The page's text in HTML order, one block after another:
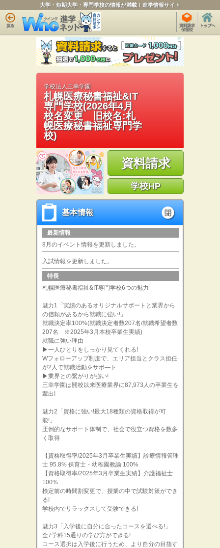
大学・短期大学・専門学校の情報が満載！進学情報サイト
学校法人三幸学園
札幌医療秘書福祉&IT
専門学校(2026年4月
校名変更 旧校名:札
幌医療秘書福祉専門学
校)
資料請求
学校HP
基本情報
基本情報
最新情報
8月のイベント情報を更新しました。
入試情報を更新しました。
特長
札幌医療秘書福祉&IT専門学校6つの魅力
魅力1「実績のあるオリジナルサポートと業界から
の信頼があるから就職に強い!」
就職決定率100%(就職決定者数207名/就職希望者数
207名 ※2025年3月本校卒業生実績)
就職に強い理由
▶一人ひとりをしっかり見てくれる!
Wフォローアップ制度で、エリア担当とクラス担任
が2人で就職活動をサポ―ト
▶業界との繋がりが強い!
三幸学園は開校以来医療業界に87,973人の卒業生を
輩出!
魅力2「資格に強い!最大18種類の資格取得が可
能!」
圧倒的なサポート体制で、社会で役立つ資格を数多
く取得
【資格取得率/2025年3月卒業生実績】診療情報管理
士 95.8% 保育士・幼稚園教諭 100%
【資格取得率/2025年3月卒業生実績】介護福祉士
100%
検定前の時間割変更で、授業の中で試験対策ができ
る!
学校内でリラックスして受験できる!
魅力3「入学後に自分に合ったコースを選べる!」
全7学科15通りの学び方ができる!
コース選択は入学後に行うため、より自分の目指す